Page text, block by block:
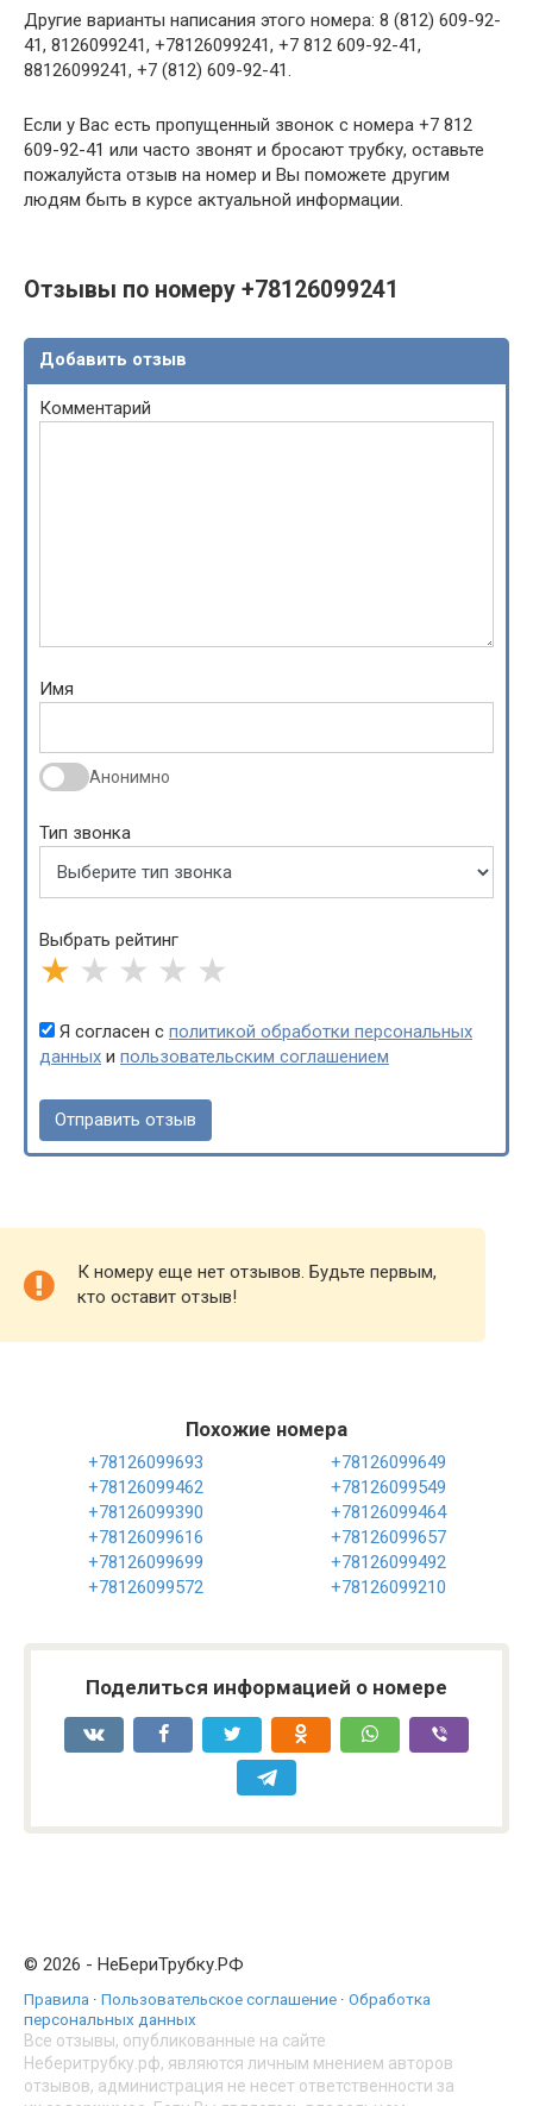
Другие варианты написания этого номера: 8 (812) 609-92-
41, 8126099241, +78126099241, +7 812 609-92-41,
88126099241, +7 (812) 609-92-41.
Если у Вас есть пропущенный звонок с номера +7 812
609-92-41 или часто звонят и бросают трубку, оставьте
пожалуйста отзыв на номер и Вы поможете другим
людям быть в курсе актуальной информации.
Отзывы по номеру +78126099241
Добавить отзыв
Комментарий
Имя
Анонимно
Тип звонка
Выбрать рейтинг
★ ★ ★ ★ ★
Я согласен с политикой обработки персональных
данных и пользовательским соглашением
К номеру еще нет отзывов. Будьте первым,
кто оставит отзыв!
Похожие номера
+78126099693
+78126099649
+78126099462
+78126099549
+78126099390
+78126099464
+78126099616
+78126099657
+78126099699
+78126099492
+78126099572
+78126099210
Поделиться информацией о номере
© 2026 - НеБериТрубку.РФ
Правила · Пользовательское соглашение · Обработка
персональных данных
Все отзывы, опубликованные на сайте
Неберитрубку.рф, являются личным мнением авторов
отзывов, администрация не несет ответственности за